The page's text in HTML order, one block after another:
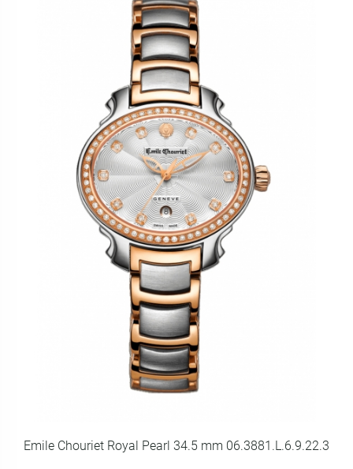
Emile Chouriet Royal Pearl 34.5 mm 06.3881.L.6.9.22.3